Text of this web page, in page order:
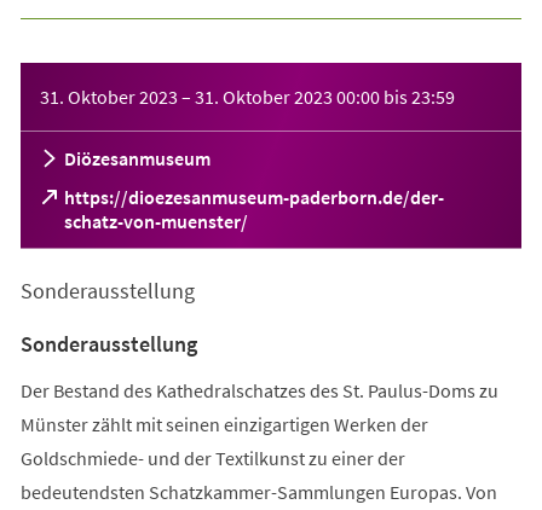
31. Oktober 2023 – 31. Oktober 2023 00:00 bis23:59
Diözesanmuseum
https://dioezesanmuseum-paderborn.de/der-
schatz-von-muenster/
(Öffnet
in
neuen
Sonderausstellung
Sonderausstellung
Der Bestand des Kathedralschatzes des St. Paulus-Doms zu
Münster zählt mit seinen einzigartigen Werken der
Goldschmiede- und der Textilkunst zu einer der
bedeutendsten Schatzkammer-Sammlungen Europas. Von